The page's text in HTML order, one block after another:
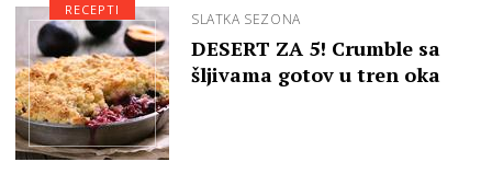
SLATKA SEZONA
DESERT ZA 5! Crumble sa
šljivama gotov u tren oka
RECEPTI